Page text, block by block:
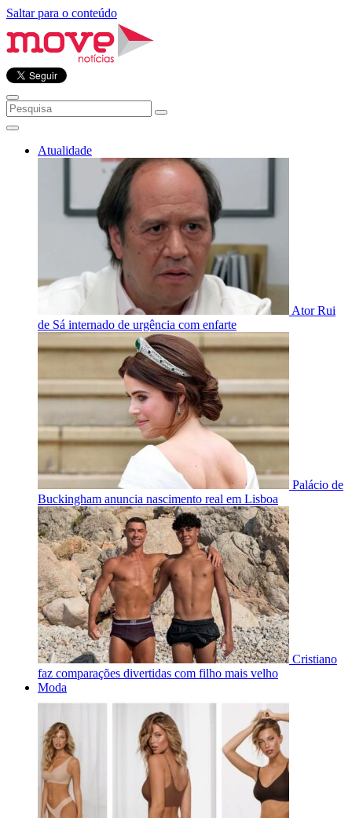
Saltar para o conteúdo
Atualidade
Ator Rui
de Sá internado de urgência com enfarte
Palácio de
Buckingham anuncia nascimento real em Lisboa
Cristiano
faz comparações divertidas com filho mais velho
Moda